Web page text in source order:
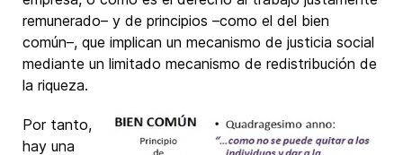
remunerado– y de principios –como el del bien
común–, que implican un mecanismo de justicia social
mediante un limitado mecanismo de redistribución de
la riqueza.
Por tanto,
hay una